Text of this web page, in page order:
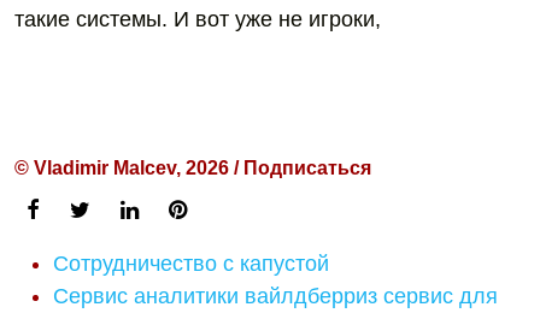
такие системы. И вот уже не игроки,
© Vladimir Malcev, 2026 / Подписаться
Сотрудничество с капустой
Сервис аналитики вайлдберриз сервис для